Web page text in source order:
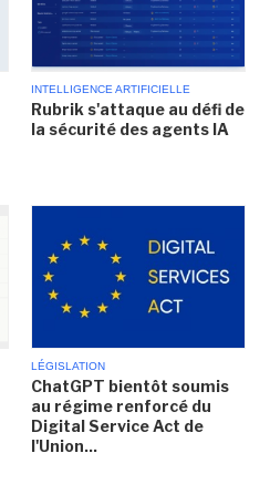
INTELLIGENCE ARTIFICIELLE
Rubrik s'attaque au défi de
la sécurité des agents IA
LÉGISLATION
ChatGPT bientôt soumis
au régime renforcé du
Digital Service Act de
l'Union...